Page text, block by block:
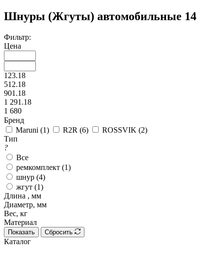
Шнуры (Жгуты) автомобильные 14
Фильтр:
Цена
123.18
512.18
901.18
1 291.18
1 680
Бренд
Maruni (1) R2R (6) ROSSVIK (2)
Тип
?
Все
ремкомплект (1)
шнур (4)
жгут (1)
Длина , мм
Диаметр, мм
Вес, кг
Материал
Показать Сбросить
Каталог